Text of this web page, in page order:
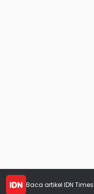
Baca artikel IDN Times